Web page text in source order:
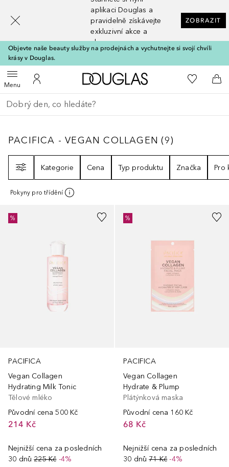
aplikaci Douglas a
pravidelně získávejte
exkluzivní akce a
slevy
ZOBRAZIT
Objevte naše beauty služby na prodejnách a vychutnejte si svojí chvíli
krásy v Douglas.
MenuOtevřít menuK mému účtu
Domů K mému
Do
Vraťte se
Proveďte vyhledávání
PACIFICA - VEGAN COLLAGEN9
PACIFICA - VEGAN COLLAGEN (9)
Kategorie
Cena Typ produktu Značka Pro
Pokyny pro třídění
PACIFICA
Vegan Collagen
Hydrating Milk Tonic
Tělové mléko
Původní cena 500 Kč
214 Kč
Nejnižší cena za posledních
30 dnů 225 Kč-4%
%
PACIFICA
Vegan Collagen
Hydrate & Plump
Plátýnková maska
Původní cena 160 Kč
68 Kč
Nejnižší cena za posledních
30 dnů 71 Kč-4%
%
[navigation.slideout.screenreader]